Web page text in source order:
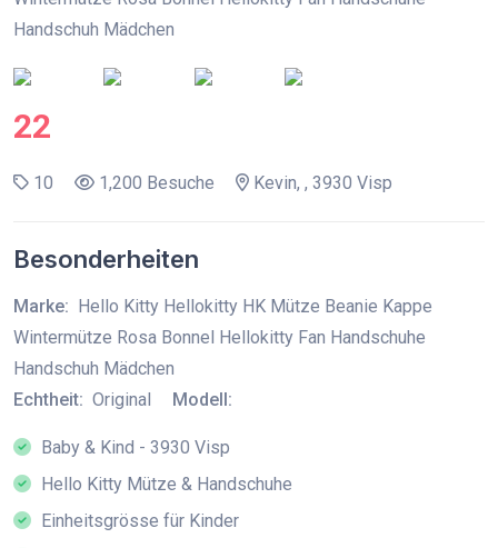
22
10 1,200 Besuche Kevin, , 3930 Visp
Besonderheiten
Marke: Hello Kitty Hellokitty HK Mütze Beanie Kappe
Wintermütze Rosa Bonnel Hellokitty Fan Handschuhe
Handschuh Mädchen
Echtheit: Original Modell:
Baby & Kind - 3930 Visp
Hello Kitty Mütze & Handschuhe
Einheitsgrösse für Kinder